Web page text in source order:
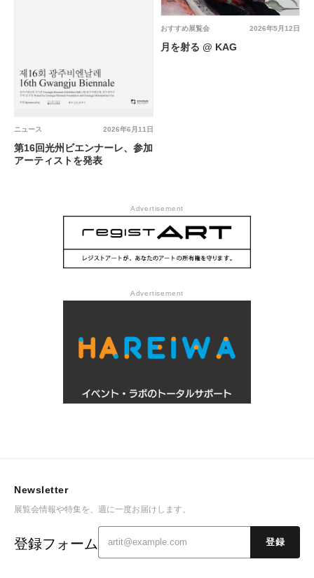
2026年6月11日
ニュース
第16回光州ビエンナーレ、参加
アーティストを発表
2026年5月12日
おすすめ展覧会
月を射る @ KAG
Advertisement
Advertisement
Newsletter
展覧会情報や特集を、週に一度お届けします。
登録フォーム 登録